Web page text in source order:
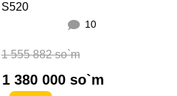
S520
10
1 555 882 so`m
1 380 000 so`m